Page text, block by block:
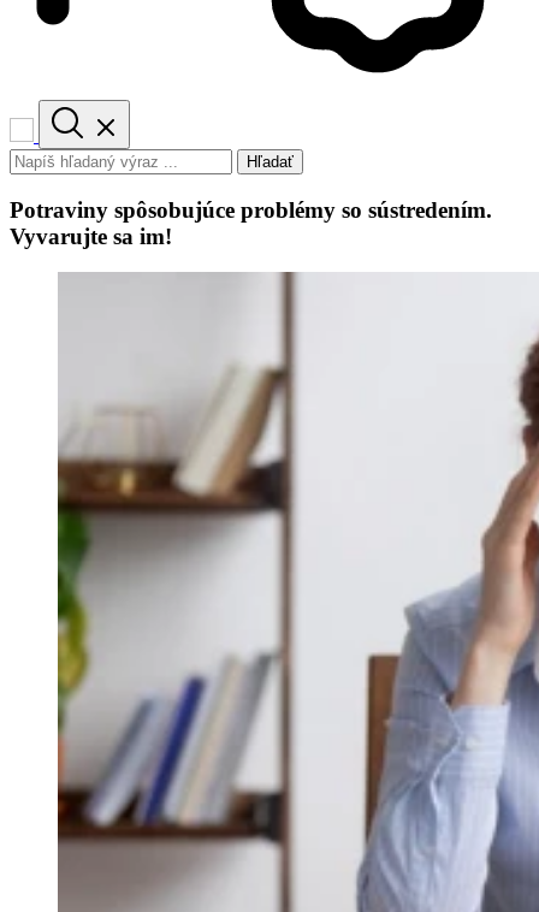
Hľadať
Potraviny spôsobujúce problémy so sústredením.
Vyvarujte sa im!